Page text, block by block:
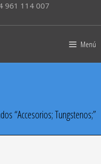
961 114 007
Menú
“Accesorios; Tungstenos;”